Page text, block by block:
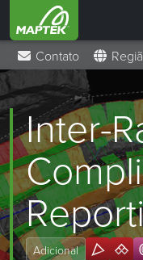
Contato
Inter-
Adicional